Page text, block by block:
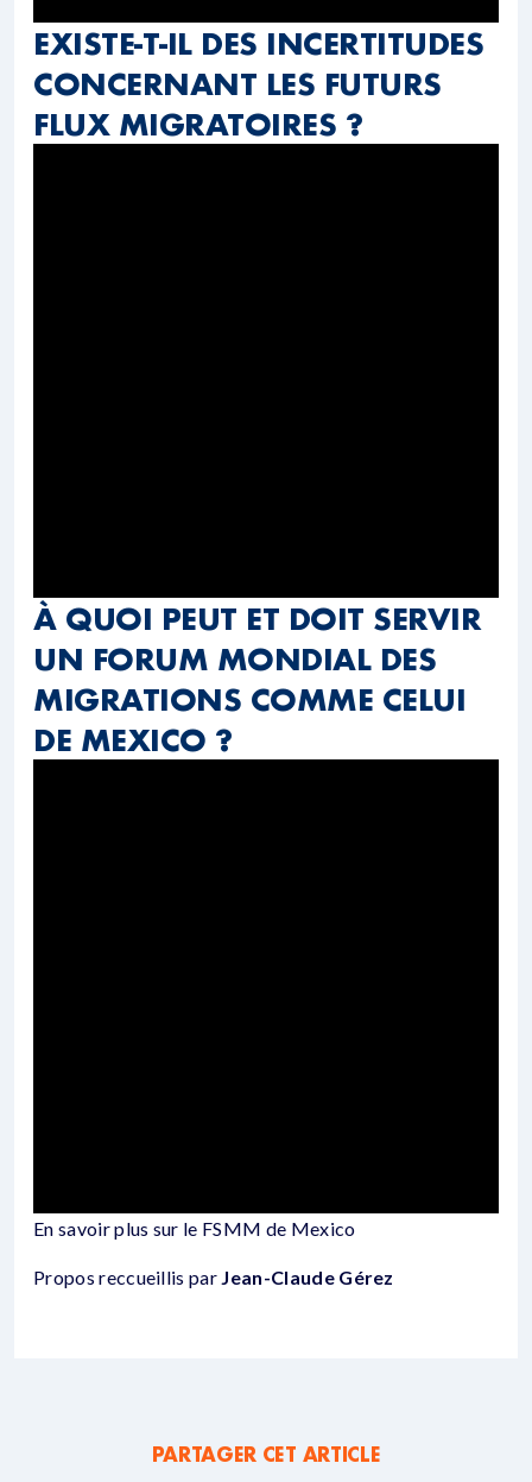
EXISTE-T-IL DES INCERTITUDES
CONCERNANT LES FUTURS
FLUX MIGRATOIRES ?
À QUOI PEUT ET DOIT SERVIR
UN FORUM MONDIAL DES
MIGRATIONS COMME CELUI
DE MEXICO ?
En savoir plus sur le FSMM de Mexico
Propos reccueillis par Jean-Claude Gérez
PARTAGER CET ARTICLE